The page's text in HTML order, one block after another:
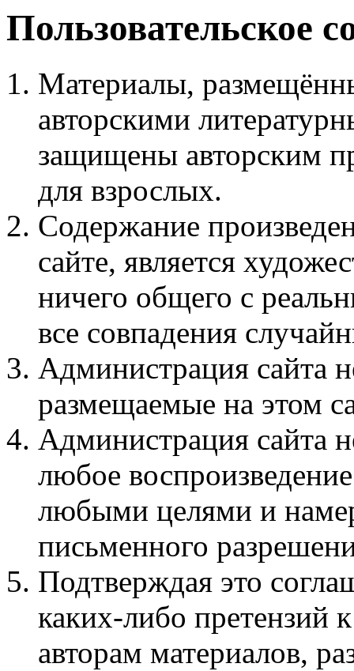
Пользовательское
Материалы,
авторскими
защищены авторским
для взрослых.
Содержание
сайте, является
ничего общего с
все совпадения
Администрация сайта
размещаемые на этом
Администрация сайта
любое
любыми целями и
письменного
Подтверждая это
каких-либо претензий
авторам материалов,